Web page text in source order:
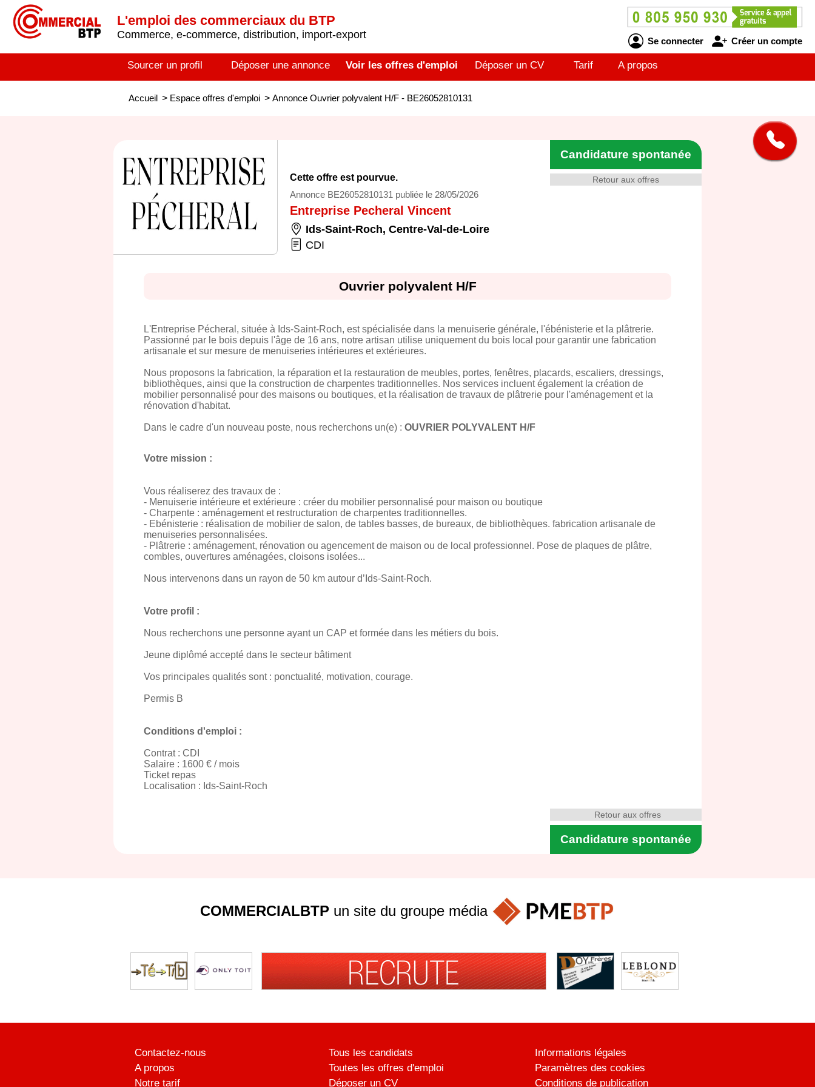
L'emploi des commerciaux du BTP
Commerce, e-commerce, distribution, import-export
Se connecter Créer un compte
Sourcer un profil Déposer une annonce Voir les offres d'emploi Déposer un CV Tarif A propos
Accueil > Espace offres d'emploi > Annonce Ouvrier polyvalent H/F - BE26052810131
Retour aux offres
Candidature spontanée
Cette offre est pourvue.
Annonce BE26052810131 publiée le 28/05/2026
Entreprise Pecheral Vincent
Ids-Saint-Roch, Centre-Val-de-Loire
CDI
Ouvrier polyvalent H/F
L'Entreprise Pécheral, située à Ids-Saint-Roch, est spécialisée dans la menuiserie générale, l'ébénisterie et la plâtrerie.
Passionné par le bois depuis l'âge de 16 ans, notre artisan utilise uniquement du bois local pour garantir une fabrication
artisanale et sur mesure de menuiseries intérieures et extérieures.
Nous proposons la fabrication, la réparation et la restauration de meubles, portes, fenêtres, placards, escaliers, dressings,
bibliothèques, ainsi que la construction de charpentes traditionnelles. Nos services incluent également la création de
mobilier personnalisé pour des maisons ou boutiques, et la réalisation de travaux de plâtrerie pour l'aménagement et la
rénovation d'habitat.
Dans le cadre d'un nouveau poste, nous recherchons un(e) : OUVRIER POLYVALENT H/F
Votre mission :
Vous réaliserez des travaux de :
- Menuiserie intérieure et extérieure : créer du mobilier personnalisé pour maison ou boutique
- Charpente : aménagement et restructuration de charpentes traditionnelles.
- Ebénisterie : réalisation de mobilier de salon, de tables basses, de bureaux, de bibliothèques. fabrication artisanale de
menuiseries personnalisées.
- Plâtrerie : aménagement, rénovation ou agencement de maison ou de local professionnel. Pose de plaques de plâtre,
combles, ouvertures aménagées, cloisons isolées...
Nous intervenons dans un rayon de 50 km autour d’Ids-Saint-Roch.
Votre profil :
Nous recherchons une personne ayant un CAP et formée dans les métiers du bois.
Jeune diplômé accepté dans le secteur bâtiment
Vos principales qualités sont : ponctualité, motivation, courage.
Permis B
Conditions d'emploi :
Contrat : CDI
Salaire : 1600 € / mois
Ticket repas
Localisation : Ids-Saint-Roch
Candidature spontanée
Retour aux offres
COMMERCIALBTP un site du groupe média
Contactez-nous
A propos
Notre tarif
Tous les candidats
Toutes les offres d'emploi
Déposer un CV
Informations légales
Paramètres des cookies
Conditions de publication